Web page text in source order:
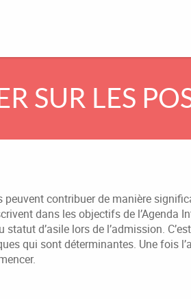
SUR LES
peuvent contribuer de manière
dans les objectifs de l’Agenda
d’asile lors de l’admission.
qui sont déterminantes. Une fois